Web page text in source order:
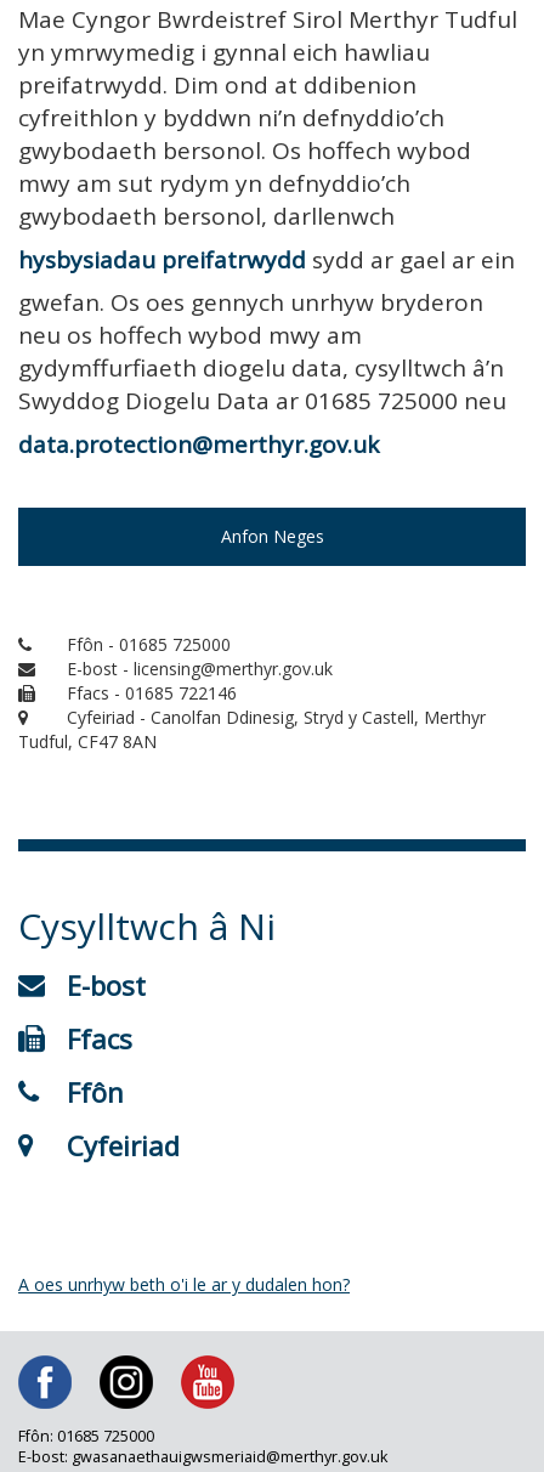
Mae Cyngor Bwrdeistref Sirol Merthyr Tudful
yn ymrwymedig i gynnal eich hawliau
preifatrwydd. Dim ond at ddibenion
cyfreithlon y byddwn ni’n defnyddio’ch
gwybodaeth bersonol. Os hoffech wybod
mwy am sut rydym yn defnyddio’ch
gwybodaeth bersonol, darllenwch
hysbysiadau preifatrwydd sydd ar gael ar ein
gwefan. Os oes gennych unrhyw bryderon
neu os hoffech wybod mwy am
gydymffurfiaeth diogelu data, cysylltwch â’n
Swyddog Diogelu Data ar 01685 725000 neu
data.protection@merthyr.gov.uk
Anfon Neges
Ffôn - 01685 725000
E-bost - licensing@merthyr.gov.uk
Ffacs - 01685 722146
Cyfeiriad - Canolfan Ddinesig, Stryd y Castell, Merthyr
Tudful, CF47 8AN
Cysylltwch â Ni
E-bost
Ffacs
Ffôn
Cyfeiriad
A oes unrhyw beth o'i le ar y dudalen hon?
Ffôn: 01685 725000
E-bost: gwasanaethauigwsmeriaid@merthyr.gov.uk